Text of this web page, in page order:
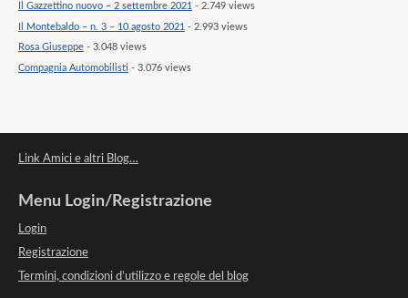
Il Gazzettino nuovo – 2 settembre 2021 - 2.749 views
Il Montebaldo – n. 3 – 10 agosto 2021 - 2.993 views
Rosa Giuseppe - 3.048 views
Compagnia Automobilisti - 3.076 views
Link Amici e altri Blog…
Menu Login/Registrazione
Login
Registrazione
Termini, condizioni d’utilizzo e regole del blog